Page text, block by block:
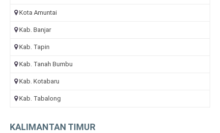
Kota Amuntai
Kab. Banjar
Kab. Tapin
Kab. Tanah Bumbu
Kab. Kotabaru
Kab. Tabalong
KALIMANTAN TIMUR